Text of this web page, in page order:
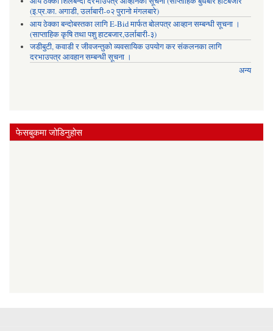
(इ.प्र.का. अगाडी, उर्लाबारी-०२ पुरानो मंगलबारे)
आय ठेक्का बन्दोबस्तका लागि E-Bid मार्फत बोलपत्र आव्हान सम्बन्धी सूचना ।
(साप्ताहिक कृषि तथा पशु हाटबजार,उर्लाबारी-३)
जडीबुटी, कवाडी र जीवजन्तुको व्यवसायिक उपयोग कर संकलनका लागि
दरभाउपत्र आवहान सम्बन्धी सूचना ।
अन्य
फेसबुकमा जोडिनुहोस